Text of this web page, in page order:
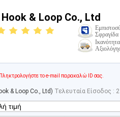
& Loop Co., Ltd
Σφραγίδα
email
Πληκτρολογήστε το e-mail παρακαλώ ID σας.
& Loop Co., Ltd) Τελευταία Είσοδος :